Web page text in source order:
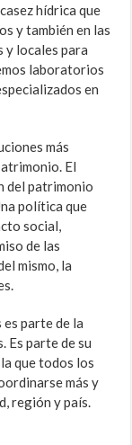
hídrica que
y también en las
y locales para
laboratorios
en
más
El
del patrimonio
política que
social,
de las
mismo, la
parte de la
Es parte de su
que todos los
más y
región y país.